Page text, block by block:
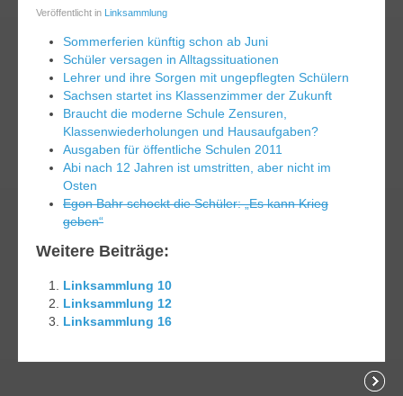
Veröffentlicht in Linksammlung
Sommerferien künftig schon ab Juni
Schüler versagen in Alltagssituationen
Lehrer und ihre Sorgen mit ungepflegten Schülern
Sachsen startet ins Klassenzimmer der Zukunft
Braucht die moderne Schule Zensuren,
Klassenwiederholungen und Hausaufgaben?
Ausgaben für öffentliche Schulen 2011
Abi nach 12 Jahren ist umstritten, aber nicht im
Osten
Egon Bahr schockt die Schüler: „Es kann Krieg
geben“
Weitere Beiträge:
Linksammlung 10
Linksammlung 12
Linksammlung 16